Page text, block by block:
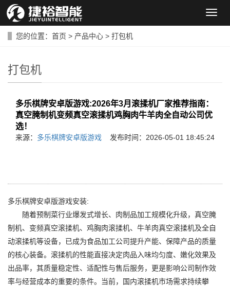
导
您的位置： 首页 > 产品中心 > 打包机
打包机
多乐棋牌安卓版游戏:2026年3月滚揉机厂家推荐指南：
真空腌制机变频真空滚揉机鸡胸肉牛羊肉全自动公司优
选！
来源： 多乐棋牌安卓版游戏 发布时间：2026-05-01 18:45:24
多乐棋牌安卓版游戏安装:
随着预制菜行业爆发式增长、肉制品加工规模化升级，真空腌
制机、变频真空滚揉机、鸡胸肉滚揉机、牛羊肉真空滚揉机及全自
动滚揉机等设备，已成为食品加工公司提升产能、保障产品的质量
的核心装备。滚揉机的性能直接决定肉品入味均匀度、嫩化效果及
出品率，其质量稳定性、适配性与售后服务，更是影响公司制作效
率与经营成本的重要的条件。当前，国内滚揉机市场需求持续攀